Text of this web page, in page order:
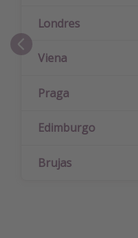
Londres
Viena
Praga
Edimburgo
Brujas